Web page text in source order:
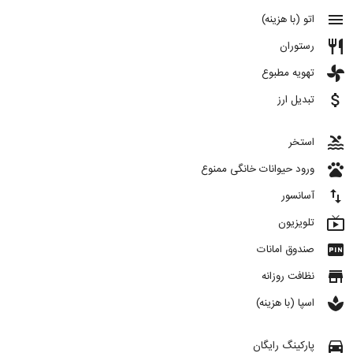
menu اتو (با هزینه)
restaurant رستوران
toys تهویه مطبوع
attach_money تبدیل ارز
pool استخر
pets ورود حیوانات خانگی ممنوع
import_export آسانسور
live_tv تلویزیون
fiber_pin صندوق امانات
store نظافت روزانه
spa اسپا (با هزینه)
directions_car پارکینگ رایگان